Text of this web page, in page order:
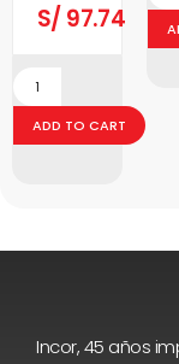
S/ 97.74
ADD TO CART
Incor, 45 años